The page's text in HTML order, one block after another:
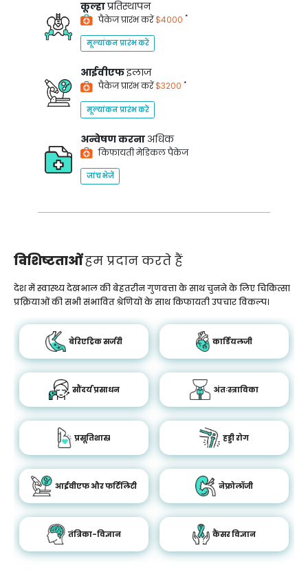
कूल्हाप्रतिस्थापन
पैकेज प्रारंभ करें$4000 *
मूल्यांकन प्रारंभ करें
आईवीएफइलाज
पैकेज प्रारंभ करें$3200 *
मूल्यांकन प्रारंभ करें
अन्वेषण करना अधिक
किफायती मेडिकल पैकेज
जांच भेजें
विशिष्टताओंहम प्रदान करते हैं
देश में स्वास्थ्य देखभाल की बेहतरीन गुणवत्ता के साथ चुनने के लिए चिकित्सा
प्रक्रियाओं की सभी संभावित श्रेणियों के साथ किफायती उपचार विकल्प।
बेरिएट्रिक सर्जरी कार्डियलजी
सौंदर्य प्रसाधन अंतःस्त्राविका
प्रसूतिशास्र हड्डी रोग
आईवीएफ और फर्टिलिटी नेफ्रोलॉजी
तंत्रिका-विज्ञान कैंसर विज्ञान